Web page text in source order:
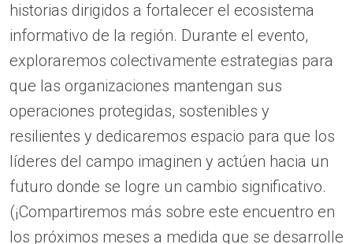
historias dirigidos a fortalecer el ecosistema
informativo de la región. Durante el evento,
exploraremos colectivamente estrategias para
que las organizaciones mantengan sus
operaciones protegidas, sostenibles y
resilientes y dedicaremos espacio para que los
líderes del campo imaginen y actúen hacia un
futuro donde se logre un cambio significativo.
(¡Compartiremos más sobre este encuentro en
los próximos meses a medida que se desarrolle